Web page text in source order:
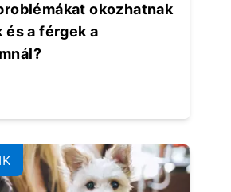
okozhatnak
és a férgek a